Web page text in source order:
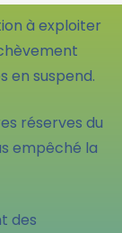
à exploiter
en suspend.
réserves du
empêché la
des